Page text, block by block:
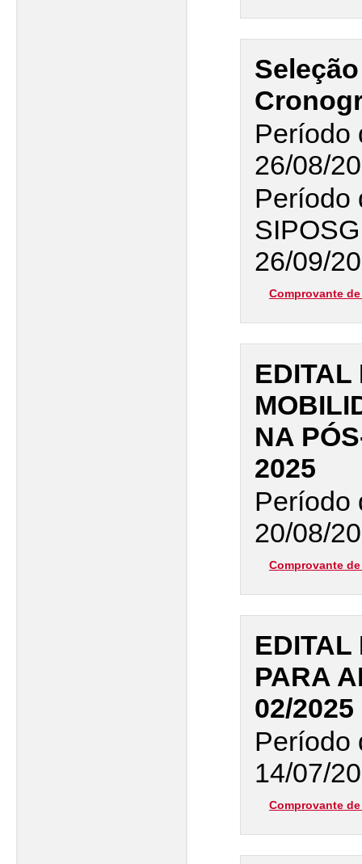
Período
26/08/
Período
26/09/
Comprovante
EDITAL
NA
2025
Período
20/08/
Comprovante
EDITAL
PARA
02/2025
Período
14/07/
Comprovante